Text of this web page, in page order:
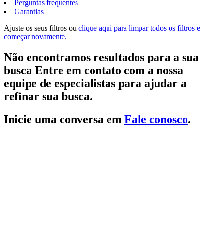
Perguntas frequentes
Garantias
Ajuste os seus filtros ou clique aqui para limpar todos os filtros e
começar novamente.
Não encontramos resultados para a sua
busca Entre em contato com a nossa
equipe de especialistas para ajudar a
refinar sua busca.
Inicie uma conversa em Fale conosco.